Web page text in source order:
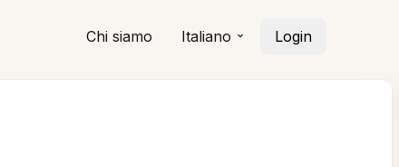
Chi siamo Italiano Login